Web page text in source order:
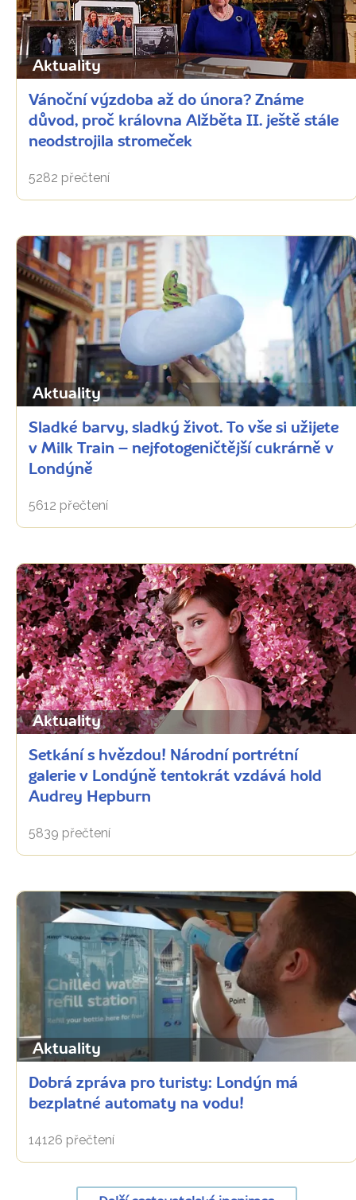
Aktuality
Vánoční výzdoba až do února? Známe
důvod, proč královna Alžběta II. ještě stále
neodstrojila stromeček
5282 přečtení
Aktuality
Sladké barvy, sladký život. To vše si užijete
v Milk Train – nejfotogeničtější cukrárně v
Londýně
5612 přečtení
Aktuality
Setkání s hvězdou! Národní portrétní
galerie v Londýně tentokrát vzdává hold
Audrey Hepburn
5839 přečtení
Aktuality
Dobrá zpráva pro turisty: Londýn má
bezplatné automaty na vodu!
14126 přečtení